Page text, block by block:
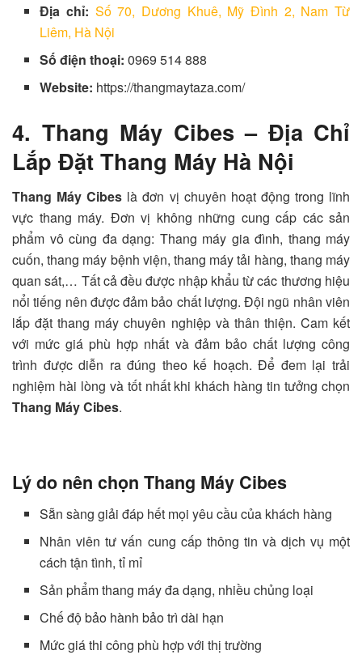
Địa chỉ: Số 70, Dương Khuê, Mỹ Đình 2, Nam Từ
Liêm, Hà Nội
Số điện thoại: 0969 514 888
Website: https://thangmaytaza.com/
4. Thang Máy Cibes – Địa Chỉ
Lắp Đặt Thang Máy Hà Nội
Thang Máy Cibes là đơn vị chuyên hoạt động trong lĩnh
vực thang máy. Đơn vị không những cung cấp các sản
phẩm vô cùng đa dạng: Thang máy gia đình, thang máy
cuốn, thang máy bệnh viện, thang máy tải hàng, thang máy
quan sát,… Tất cả đều được nhập khẩu từ các thương hiệu
nổi tiếng nên được đảm bảo chất lượng. Đội ngũ nhân viên
lắp đặt thang máy chuyên nghiệp và thân thiện. Cam kết
với mức giá phù hợp nhất và đảm bảo chất lượng công
trình được diễn ra đúng theo kế hoạch. Để đem lại trải
nghiệm hài lòng và tốt nhất khi khách hàng tin tưởng chọn
Thang Máy Cibes.
Lý do nên chọn Thang Máy Cibes
Sẵn sàng giải đáp hết mọi yêu cầu của khách hàng
Nhân viên tư vấn cung cấp thông tin và dịch vụ một
cách tận tình, tỉ mỉ
Sản phẩm thang máy đa dạng, nhiều chủng loại
Chế độ bảo hành bảo trì dài hạn
Mức giá thi công phù hợp với thị trường